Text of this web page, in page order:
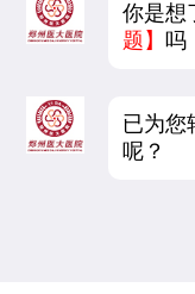
你是想
题】吗
已为您
呢？